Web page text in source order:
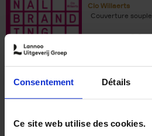
Consentement Détails
Ce site web utilise des cookies.
Clo Willaerts
Couverture souple
€34,99